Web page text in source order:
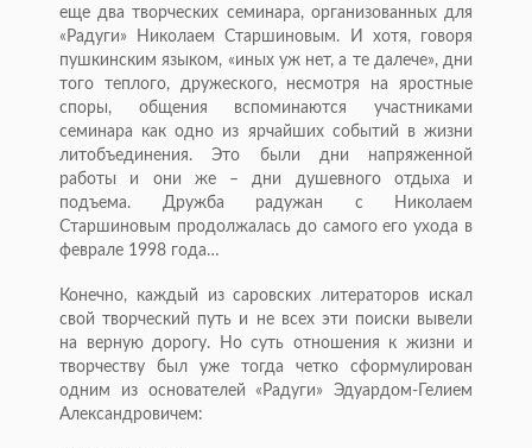
еще два творческих семинара, организованных для
«Радуги» Николаем Старшиновым. И хотя, говоря
пушкинским языком, «иных уж нет, а те далече», дни
того теплого, дружеского, несмотря на яростные
споры, общения вспоминаются участниками
семинара как одно из ярчайших событий в жизни
литобъединения. Это были дни напряженной
работы и они же – дни душевного отдыха и
подъема. Дружба радужан с Николаем
Старшиновым продолжалась до самого его ухода в
феврале 1998 года…
Конечно, каждый из саровских литераторов искал
свой творческий путь и не всех эти поиски вывели
на верную дорогу. Но суть отношения к жизни и
творчеству был уже тогда четко сформулирован
одним из основателей «Радуги» Эдуардом-Гелием
Александровичем: